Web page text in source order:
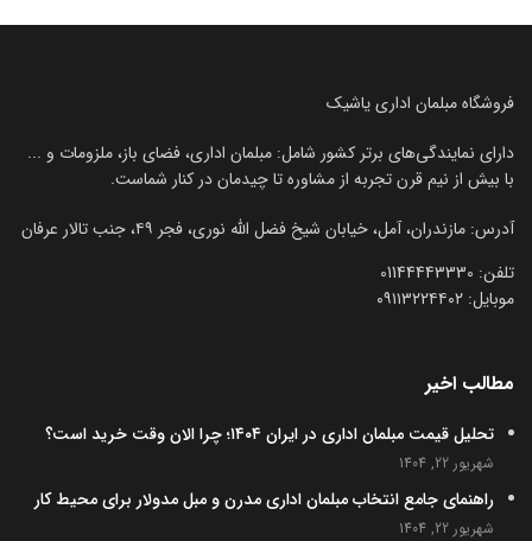
فروشگاه مبلمان اداری یاشیک
دارای نمایندگی‌های برتر کشور شامل: مبلمان اداری، فضای باز، ملزومات و ...
با بیش از نیم قرن تجربه از مشاوره تا چیدمان در کنار شماست.
آدرس: مازندران، آمل، خیابان شیخ فضل الله نوری، فجر ۴۹، جنب تالار عرفان
تلفن:‌ 01144443330
موبایل:‌ ۰۹۱۱۳۲۲۴۴۰۲
مطالب اخیر
تحلیل قیمت مبلمان اداری در ایران ۱۴۰۴؛ چرا الان وقت خرید است؟
شهریور 22, 1404
راهنمای جامع انتخاب مبلمان اداری مدرن و مبل مدولار برای محیط کار
شهریور 22, 1404